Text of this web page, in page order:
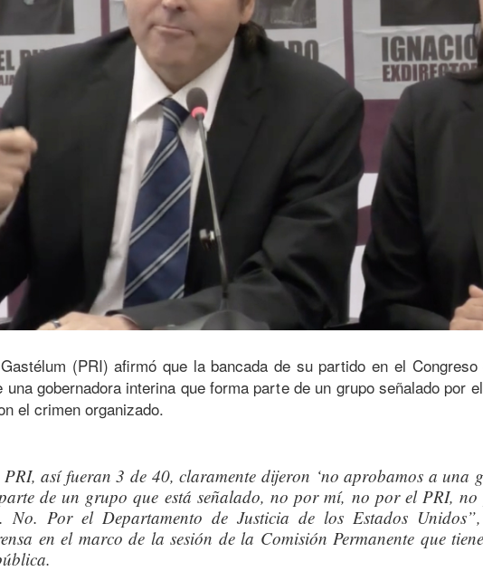
(PRI) afirmó que la bancada de su partido en el
gobernadora interina que forma parte de un grupo señalado por
el crimen organizado.
PRI, así fueran 3 de 40, claramente dijeron ‘no aprobamos a una
de un grupo que está señalado, no por mí, no por el PRI,
Por el Departamento de Justicia de los Estados Unidos”,
en el marco de la sesión de la Comisión Permanente que